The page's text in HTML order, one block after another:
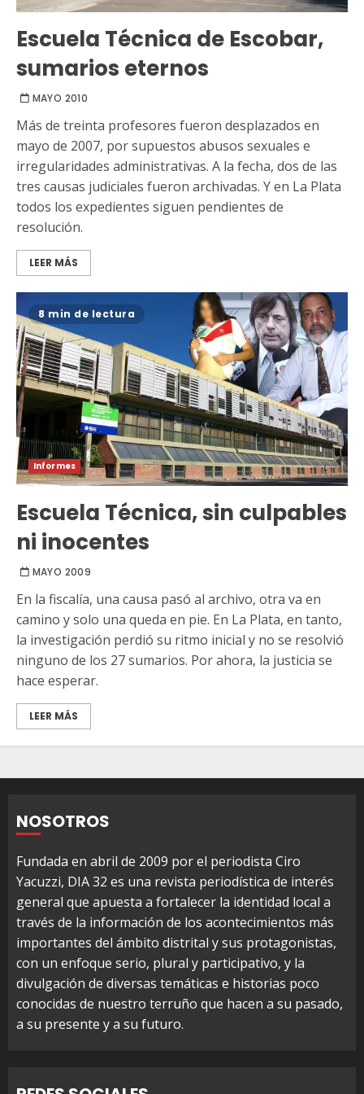
Escuela Técnica de Escobar,
sumarios eternos
MAYO 2010
Más de treinta profesores fueron desplazados en
mayo de 2007, por supuestos abusos sexuales e
irregularidades administrativas. A la fecha, dos de las
tres causas judiciales fueron archivadas. Y en La Plata
todos los expedientes siguen pendientes de
resolución.
LEER MÁS
8 min de lectura
Informes
Escuela Técnica, sin culpables
ni inocentes
MAYO 2009
En la fiscalía, una causa pasó al archivo, otra va en
camino y solo una queda en pie. En La Plata, en tanto,
la investigación perdió su ritmo inicial y no se resolvió
ninguno de los 27 sumarios. Por ahora, la justicia se
hace esperar.
LEER MÁS
NOSOTROS
Fundada en abril de 2009 por el periodista Ciro
Yacuzzi, DIA 32 es una revista periodística de interés
general que apuesta a fortalecer la identidad local a
través de la información de los acontecimientos más
importantes del ámbito distrital y sus protagonistas,
con un enfoque serio, plural y participativo, y la
divulgación de diversas temáticas e historias poco
conocidas de nuestro terruño que hacen a su pasado,
a su presente y a su futuro.